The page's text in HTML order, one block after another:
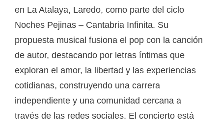
en La Atalaya, Laredo, como parte del ciclo
Noches Pejinas – Cantabria Infinita. Su
propuesta musical fusiona el pop con la canción
de autor, destacando por letras íntimas que
exploran el amor, la libertad y las experiencias
cotidianas, construyendo una carrera
independiente y una comunidad cercana a
través de las redes sociales. El concierto está